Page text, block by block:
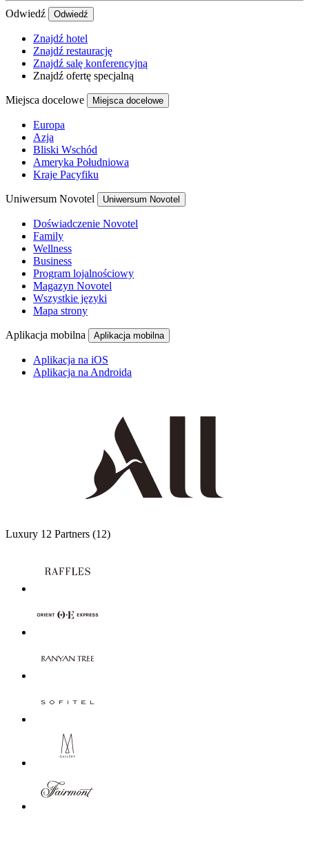
Odwiedź Odwiedź
Znajdź hotel
Znajdź restaurację
Znajdź salę konferencyjną
Znajdź ofertę specjalną
Miejsca docelowe Miejsca docelowe
Europa
Azja
Bliski Wschód
Ameryka Południowa
Kraje Pacyfiku
Uniwersum Novotel Uniwersum Novotel
Doświadczenie Novotel
Family
Wellness
Business
Program lojalnościowy
Magazyn Novotel
Wszystkie języki
Mapa strony
Aplikacja mobilna Aplikacja mobilna
Aplikacja na iOS
Aplikacja na Androida
Luxury 12 Partners (12)